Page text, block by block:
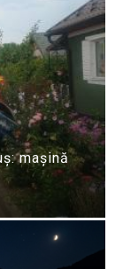
mașină